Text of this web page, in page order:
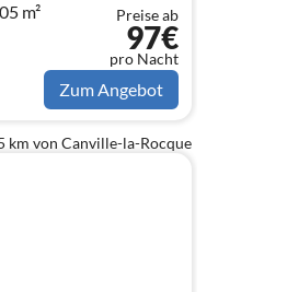
m²
Preise ab
97€
pro Nacht
Zum Angebot
km von Canville-la-Rocque